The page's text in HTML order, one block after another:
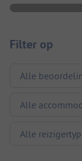
Filter op